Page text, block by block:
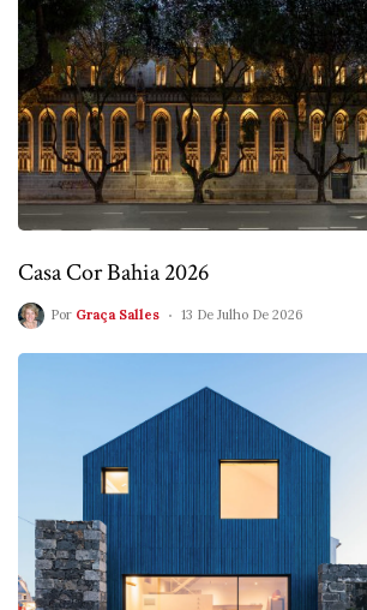
Casa Cor Bahia 2026
Por Graça Salles 13 De Julho De 2026